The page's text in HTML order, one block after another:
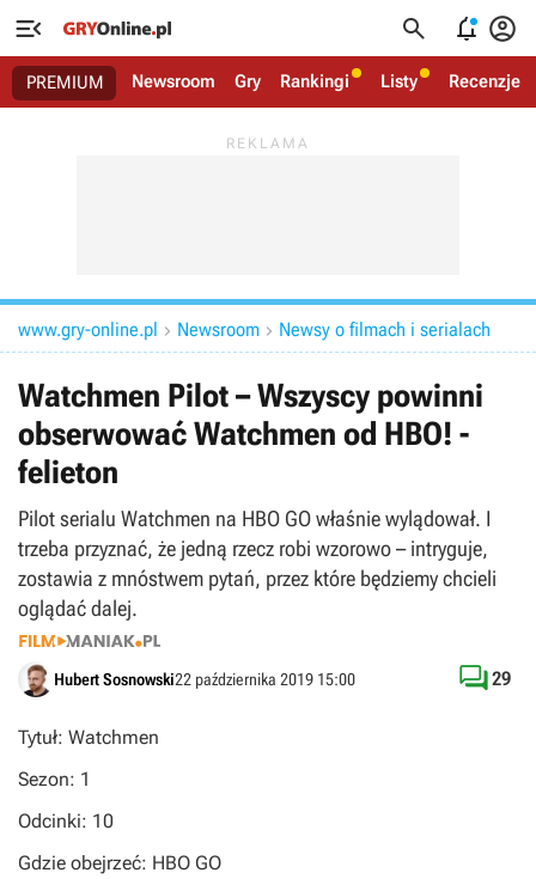
   
PREMIUM Newsroom Gry Rankingi Listy Recenzje
www.gry-online.pl  Newsroom  Newsy o filmach i serialach
Watchmen Pilot – Wszyscy powinni
obserwować Watchmen od HBO! -
felieton
Pilot serialu Watchmen na HBO GO właśnie wylądował. I
trzeba przyznać, że jedną rzecz robi wzorowo – intryguje,
zostawia z mnóstwem pytań, przez które będziemy chcieli
oglądać dalej.
Hubert Sosnowski22 października 2019 15:00 29
Tytuł: Watchmen
Sezon: 1
Odcinki: 10
Gdzie obejrzeć: HBO GO